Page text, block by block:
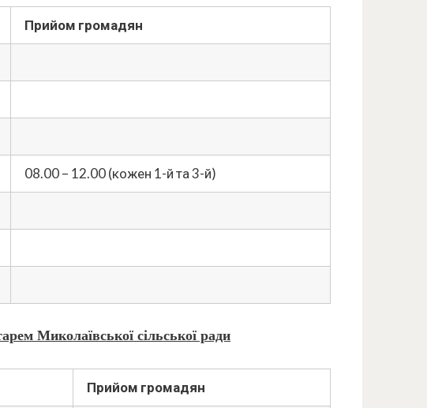
Прийом громадян
08.00 – 12.00 (кожен 1-й та 3-й)
Миколаївської сільської ради
Прийом громадян